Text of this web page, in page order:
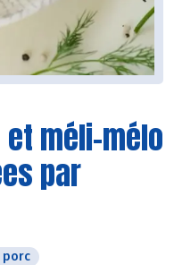
méli-mélo
par
porc